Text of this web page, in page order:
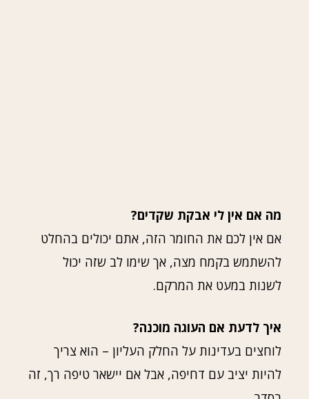
מה אם אין לי אבקת שקדים?
אם אין לכם את החומר הזה, אתם יכולים בהחלט
להשתמש בקמח מצה, אך שימו לב שזה יכול
לשנות במעט את המרקם.
איך לדעת אם העוגה מוכנה?
לוחצים בעדינות על החלק העליון – הוא צריך
להיות יציב עם דחיפה, אבל אם יישאר טיפה רך, זה